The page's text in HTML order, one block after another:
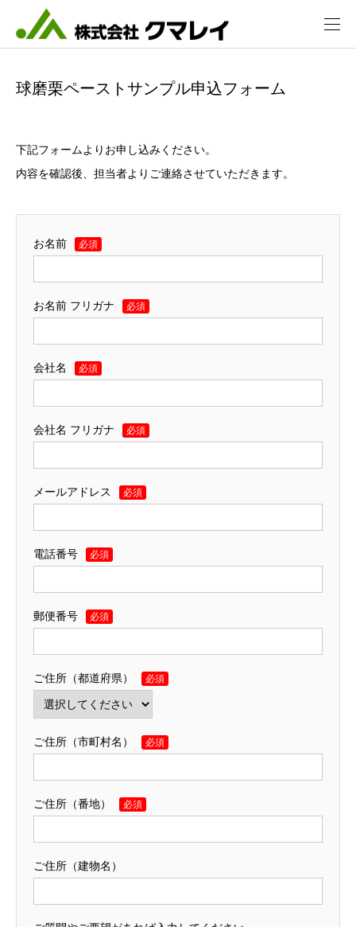
球磨栗ペーストサンプル申込フォーム
下記フォームよりお申し込みください。
内容を確認後、担当者よりご連絡させていただきます。
お名前 必須
お名前 フリガナ 必須
会社名 必須
会社名 フリガナ 必須
メールアドレス 必須
電話番号 必須
郵便番号 必須
ご住所（都道府県） 必須
ご住所（市町村名） 必須
ご住所（番地） 必須
ご住所（建物名）